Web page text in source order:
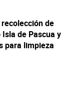
de
de Pascua y
para limpieza